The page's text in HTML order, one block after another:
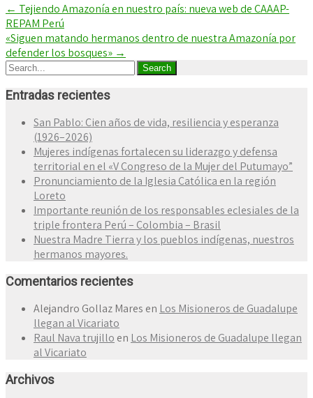
← Tejiendo Amazonía en nuestro país: nueva web de CAAAP-
REPAM Perú
«Siguen matando hermanos dentro de nuestra Amazonía por
defender los bosques» →
Entradas recientes
San Pablo: Cien años de vida, resiliencia y esperanza
(1926–2026)
Mujeres indígenas fortalecen su liderazgo y defensa
territorial en el «V Congreso de la Mujer del Putumayo”
Pronunciamiento de la Iglesia Católica en la región
Loreto
Importante reunión de los responsables eclesiales de la
triple frontera Perú – Colombia – Brasil
Nuestra Madre Tierra y los pueblos indígenas, nuestros
hermanos mayores.
Comentarios recientes
Alejandro Gollaz Mares en Los Misioneros de Guadalupe
llegan al Vicariato
Raul Nava trujillo en Los Misioneros de Guadalupe llegan
al Vicariato
Archivos